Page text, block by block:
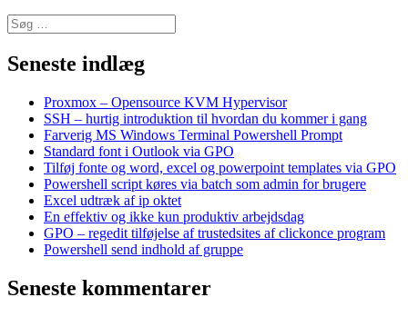
Søg
efter:
Seneste indlæg
Proxmox – Opensource KVM Hypervisor
SSH – hurtig introduktion til hvordan du kommer i gang
Farverig MS Windows Terminal Powershell Prompt
Standard font i Outlook via GPO
Tilføj fonte og word, excel og powerpoint templates via GPO
Powershell script køres via batch som admin for brugere
Excel udtræk af ip oktet
En effektiv og ikke kun produktiv arbejdsdag
GPO – regedit tilføjelse af trustedsites af clickonce program
Powershell send indhold af gruppe
Seneste kommentarer